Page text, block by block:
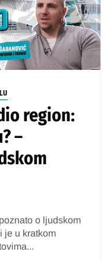
region:
–
o ljudskom
je u kratkom